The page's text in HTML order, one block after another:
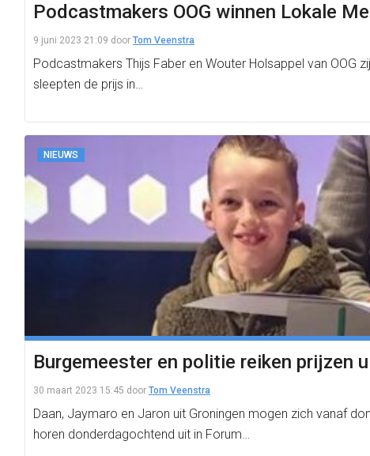
Podcastmakers OOG winnen Lokale
9 juni 2023 21:09 door Tom Veenstra
Podcastmakers Thijs Faber en Wouter Holsappel van OOG
sleepten de prijs in…
NIEUWS
Burgemeester en politie reiken prijzen
30 maart 2023 15:45 door Tom Veenstra
Daan, Jaymaro en Jaron uit Groningen mogen zich vanaf
horen donderdagochtend uit in Forum…